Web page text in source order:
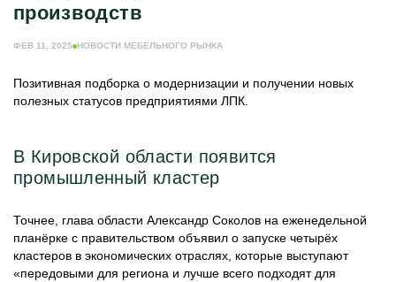
производств
ФЕВ 11, 2025 НОВОСТИ МЕБЕЛЬНОГО РЫНКА
Позитивная подборка о модернизации и получении новых
полезных статусов предприятиями ЛПК.
В Кировской области появится
промышленный кластер
Точнее, глава области Александр Соколов на еженедельной
планёрке с правительством объявил о запуске четырёх
кластеров в экономических отраслях, которые выступают
«передовыми для региона и лучше всего подходят для